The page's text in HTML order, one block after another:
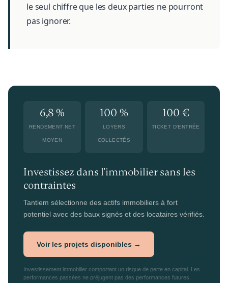
le seul chiffre que les deux parties ne pourront
pas ignorer.
6,8 %
RENDEMENT NET
MOYEN
100 %
LOYERS
COLLECTÉS
100 €
TICKET D'ENTRÉE
Investissez dans l'immobilier sans les
contraintes
Tantiem sélectionne des actifs immobiliers à fort
potentiel avec des baux signés et des locataires vérifiés.
Voir les projets disponibles →
Investissement immobilier comportant un risque de perte en capital. Les
performances passées ne préjugent pas des performances futures.